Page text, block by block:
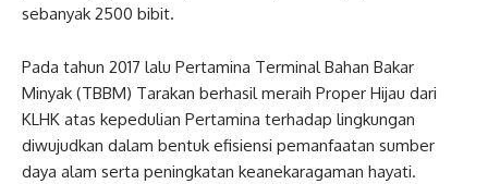
sebanyak 2500 bibit.
Pada tahun 2017 lalu Pertamina Terminal Bahan Bakar
Minyak (TBBM) Tarakan berhasil meraih Proper Hijau dari
KLHK atas kepedulian Pertamina terhadap lingkungan
diwujudkan dalam bentuk efisiensi pemanfaatan sumber
daya alam serta peningkatan keanekaragaman hayati.